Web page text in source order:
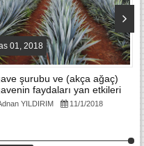
01, 2018
şurubu ve (akça ağaç)
faydaları yan etkileri
şekli
YILDIRIM 11/1/2018